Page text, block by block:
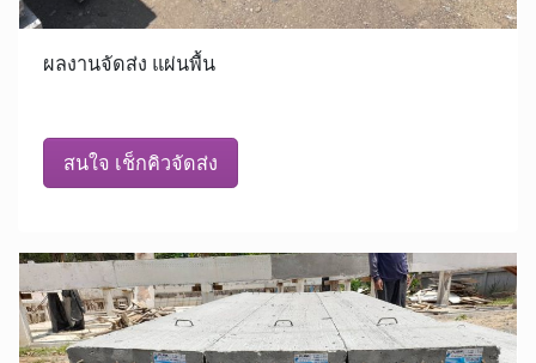
ผลงานจัดส่ง แผ่นพื้น
สนใจ เช็กคิวจัดส่ง